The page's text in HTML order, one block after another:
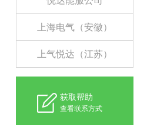
上海电气（安徽）
上气悦达（江苏）
获取帮助
查看联系方式